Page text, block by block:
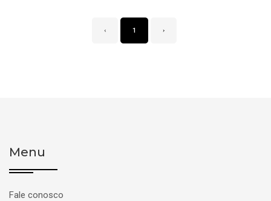
‹ 1 ›
Menu
Fale conosco